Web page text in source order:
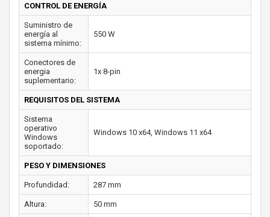
CONTROL DE ENERGÍA
Suministro de
energía al
sistema mínimo:
550 W
Conectores de
energia
suplementario:
1x 8-pin
REQUISITOS DEL SISTEMA
Sistema
operativo
Windows
soportado:
Windows 10 x64, Windows 11 x64
PESO Y DIMENSIONES
Profundidad: 287 mm
Altura: 50 mm